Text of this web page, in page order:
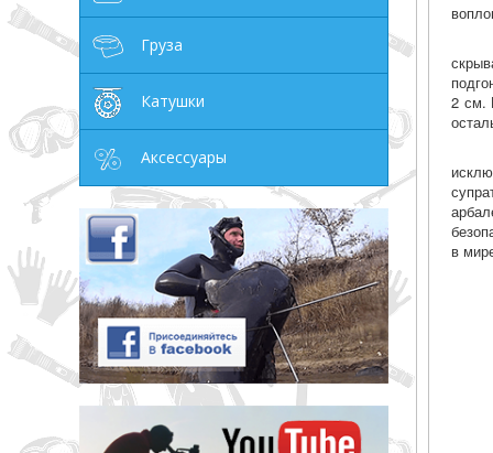
Груза
Катушки
Аксессуары
2 см.
в